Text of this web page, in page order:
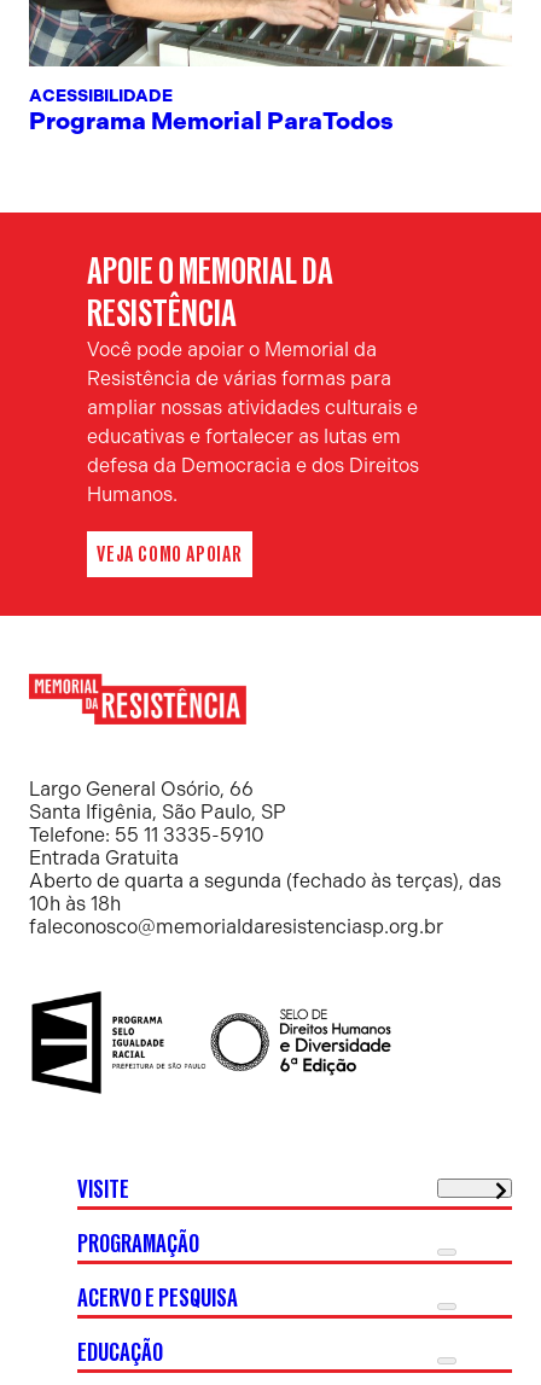
ACESSIBILIDADE
Programa Memorial ParaTodos
APOIE O MEMORIAL DA
RESISTÊNCIA
Você pode apoiar o Memorial da
Resistência de várias formas para
ampliar nossas atividades culturais e
educativas e fortalecer as lutas em
defesa da Democracia e dos Direitos
Humanos.
VEJA COMO APOIAR
Resistência
Largo General Osório, 66
Santa Ifigênia, São Paulo, SP
Telefone: 55 11 3335-5910
Entrada Gratuita
Aberto de quarta a segunda (fechado às terças), das
10h às 18h
faleconosco@memorialdaresistenciasp.org.br
VISITE
PROGRAMAÇÃO
ACERVO E PESQUISA
EDUCAÇÃO